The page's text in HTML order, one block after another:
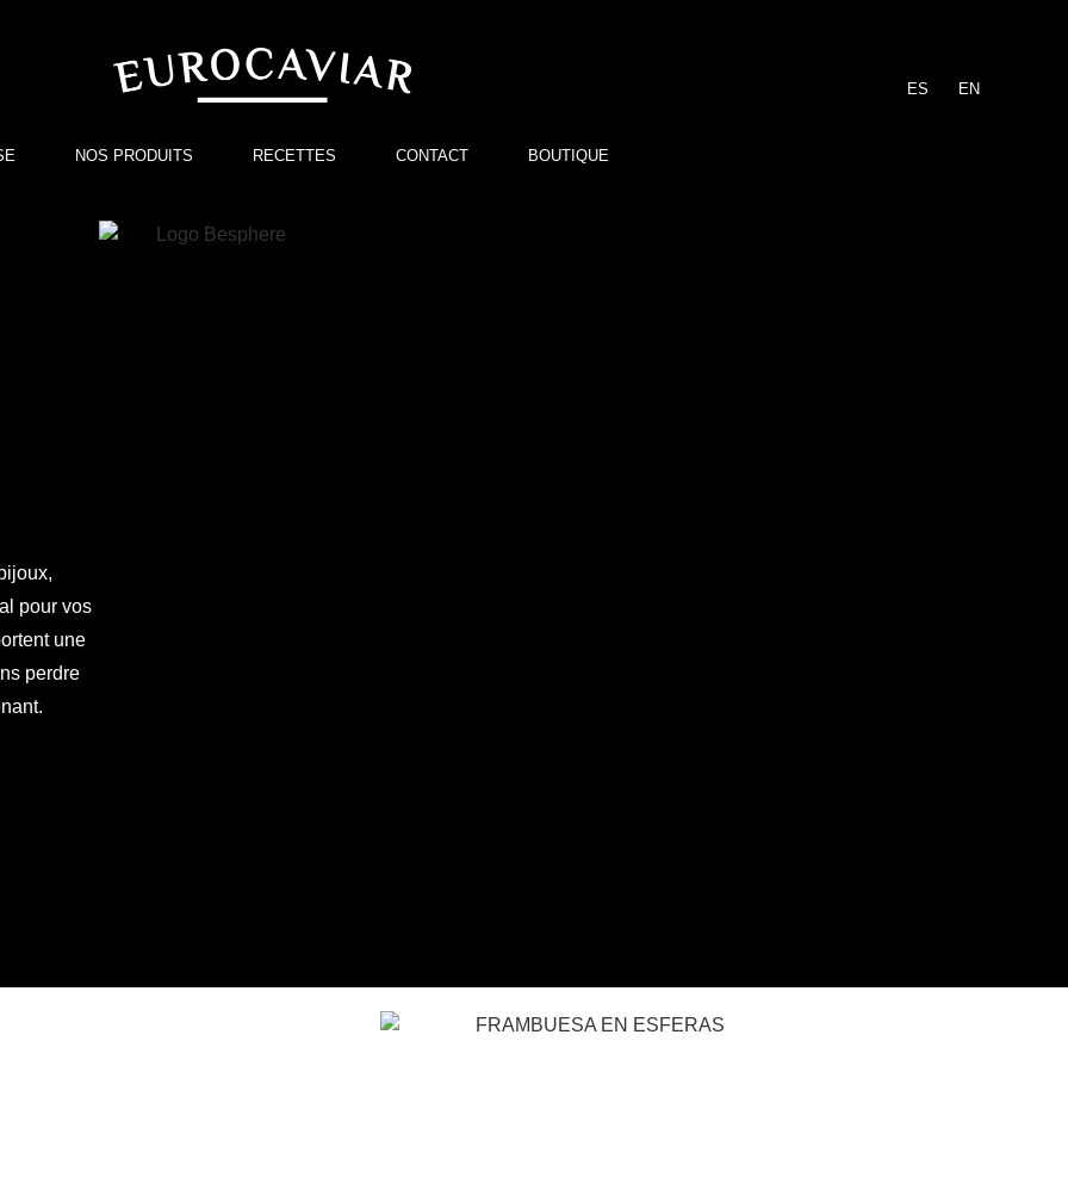
NOS PRODUITS RECETTES CONTACT BOUTIQUE
ES EN
pour vos
une
perdre